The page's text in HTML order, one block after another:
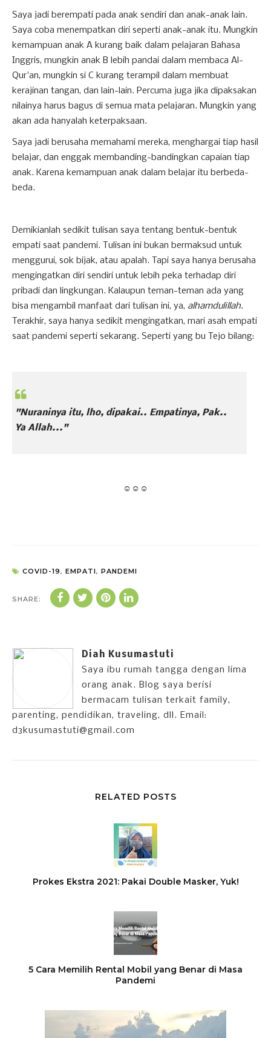
Saya jadi berempati pada anak sendiri dan anak-anak lain.
Saya coba menempatkan diri seperti anak-anak itu. Mungkin
kemampuan anak A kurang baik dalam pelajaran Bahasa
Inggris, mungkin anak B lebih pandai dalam membaca Al-
Qur'an, mungkin si C kurang terampil dalam membuat
kerajinan tangan, dan lain-lain. Percuma juga jika dipaksakan
nilainya harus bagus di semua mata pelajaran. Mungkin yang
akan ada hanyalah keterpaksaan.
Saya jadi berusaha memahami mereka, menghargai tiap hasil
belajar, dan enggak membanding-bandingkan capaian tiap
anak. Karena kemampuan anak dalam belajar itu berbeda-
beda.
Demikianlah sedikit tulisan saya tentang bentuk-bentuk
empati saat pandemi. Tulisan ini bukan bermaksud untuk
menggurui, sok bijak, atau apalah. Tapi saya hanya berusaha
mengingatkan diri sendiri untuk lebih peka terhadap diri
pribadi dan lingkungan. Kalaupun teman-teman ada yang
bisa mengambil manfaat dari tulisan ini, ya, alhamdulillah.
Terakhir, saya hanya sedikit mengingatkan, mari asah empati
saat pandemi seperti sekarang. Seperti yang bu Tejo bilang:
"Nuraninya itu, lho, dipakai.. Empatinya, Pak..
Ya Allah..."
☺☺☺
COVID-19, EMPATI, PANDEMI
SHARE:
Diah Kusumastuti
Saya ibu rumah tangga dengan lima
orang anak. Blog saya berisi
bermacam tulisan terkait family,
parenting, pendidikan, traveling, dll. Email:
d3kusumastuti@gmail.com
RELATED POSTS
Prokes Ekstra 2021: Pakai Double Masker, Yuk!
5 Cara Memilih Rental Mobil yang Benar di Masa
Pandemi